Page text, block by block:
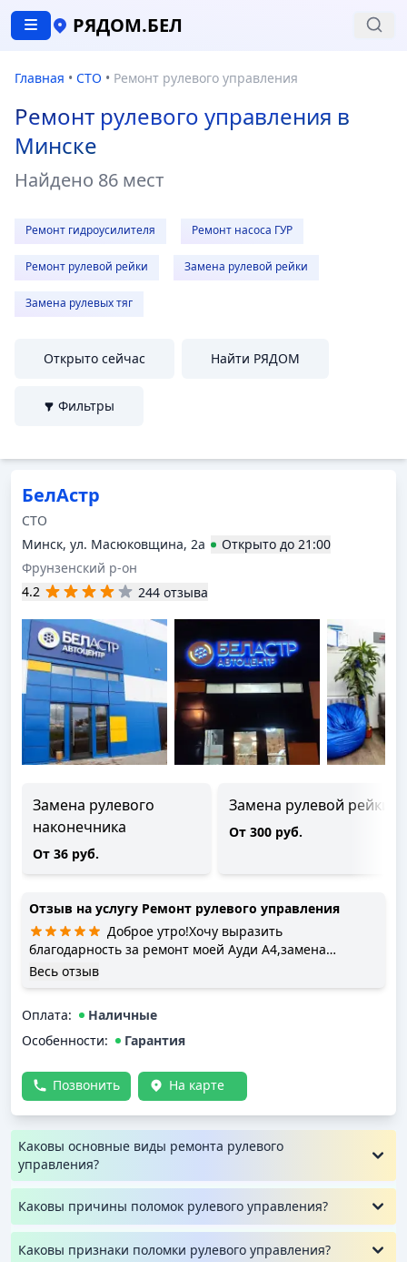
РЯДОМ.БЕЛ
Главная • СТО • Ремонт рулевого управления
Ремонт рулевого управления в
Минске
Найдено 86 мест
Ремонт гидроусилителя Ремонт насоса ГУР
Ремонт рулевой рейки Замена рулевой рейки
Замена рулевых тяг
Открыто сейчас Найти РЯДОМ
Фильтры
БелАстр
СТО
Минск, ул. Масюковщина, 2а
Открыто до 21:00
Фрунзенский р-он
4.2
244 отзыва
Замена рулевого
наконечника
От 36 руб.
Замена рулевой рейки
От 300 руб.
Отзыв на услугу Ремонт рулевого управления
Доброе утро!Хочу выразить
благодарность за ремонт моей Ауди А4,замена
крестовины руля.Настроение поднялось,когда руль
Весь отзыв
Оплата:
Наличные
Особенности:
Гарантия
Позвонить На карте
Каковы основные виды ремонта рулевого
управления?
Каковы причины поломок рулевого управления?
Каковы признаки поломки рулевого управления?